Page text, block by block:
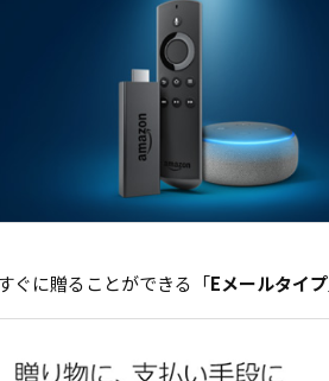
ぐに贈ることができる「Eメールタイプ